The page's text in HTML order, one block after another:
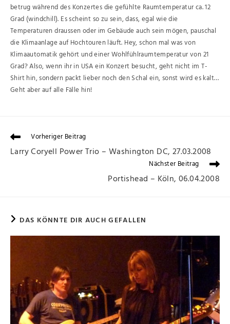
betrug während des Konzertes die gefühlte Raumtemperatur ca. 12
Grad (windchill). Es scheint so zu sein, dass, egal wie die
Temperaturen draussen oder im Gebäude auch sein mögen, pauschal
die Klimaanlage auf Hochtouren läuft. Hey, schon mal was von
Klimaautomatik gehört und einer Wohlfühlraumtemperatur von 21
Grad? Also, wenn ihr in USA ein Konzert besucht, geht nicht im T-
Shirt hin, sondern packt lieber noch den Schal ein, sonst wird es kalt…
Geht aber auf alle Fälle hin!
Vorheriger Beitrag
Larry Coryell Power Trio – Washington DC, 27.03.2008
Nächster Beitrag
Portishead – Köln, 06.04.2008
DAS KÖNNTE DIR AUCH GEFALLEN